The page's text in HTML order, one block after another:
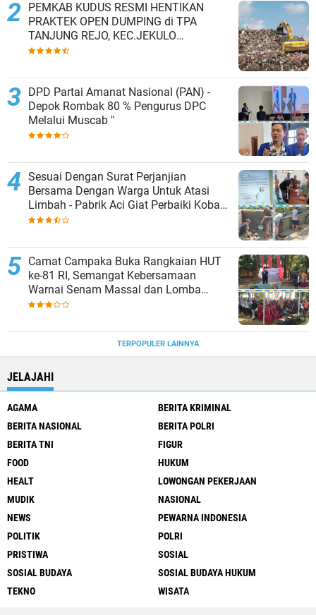
PEMKAB KUDUS RESMI HENTIKAN
PRAKTEK OPEN DUMPING di TPA
TANJUNG REJO, KEC.JEKULO
KAB.KUDUS,BERLAKUKAN SISTEM
DPD Partai Amanat Nasional (PAN) -
Depok Rombak 80 % Pengurus DPC
Melalui Muscab "
Sesuai Dengan Surat Perjanjian
Bersama Dengan Warga Untuk Atasi
Limbah - Pabrik Aci Giat Perbaiki Kobak
Penampungan Air
Camat Campaka Buka Rangkaian HUT
ke-81 RI, Semangat Kebersamaan
Warnai Senam Massal dan Lomba
Karaoke Perangkat Desa
TERPOPULER LAINNYA
JELAJAHI
AGAMA
BERITA KRIMINAL
BERITA NASIONAL
BERITA POLRI
BERITA TNI
FIGUR
FOOD
HUKUM
HEALT
LOWONGAN PEKERJAAN
MUDIK
NASIONAL
NEWS
PEWARNA INDONESIA
POLITIK
POLRI
PRISTIWA
SOSIAL
SOSIAL BUDAYA
SOSIAL BUDAYA HUKUM
TEKNO
WISATA